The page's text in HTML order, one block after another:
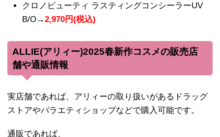
クロノビューティ ラスティングコンシーラーUV
B/O→2,970円(税込)
ALLIE(アリィー)2025春新作コスメの販売店
舗や通販情報
実店舗であれば、アリィーの取り扱いがあるドラッグ
ストアやバラエティショップなどで購入可能です。
通販であれば、